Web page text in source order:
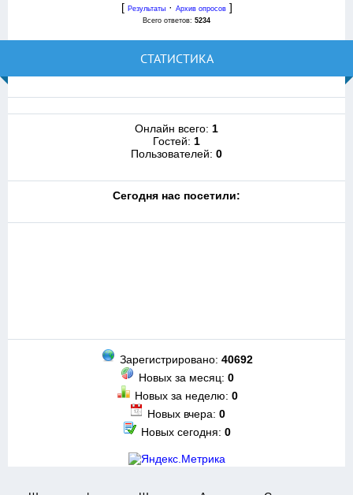
[ Результаты· Архив опросов]
Всего ответов: 5234
СТАТИСТИКА
Онлайн всего: 1
Гостей: 1
Пользователей: 0
Cегодня нас посетили:
Зарегистрировано: 40692
Новых за месяц: 0
Новых за неделю: 0
Новых вчера: 0
Новых сегодня: 0